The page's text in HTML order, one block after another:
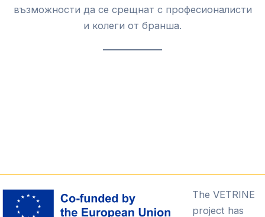
възможности да се срещнат с професионалисти
и колеги от бранша.
The VETRINE
project has